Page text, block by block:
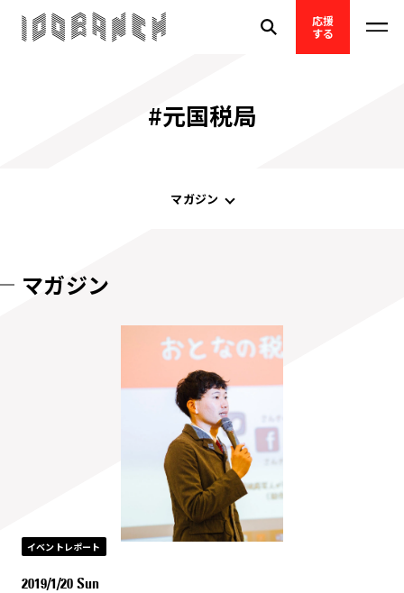
応援
する
#元国税局
マガジン
マガジン
イベントレポート
2019/1/20 Sun